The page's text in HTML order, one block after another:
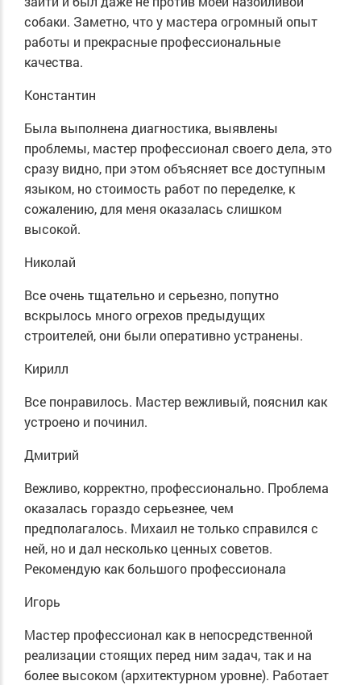
собаки. Заметно, что у мастера огромный опыт
работы и прекрасные профессиональные
качества.
Константин
Была выполнена диагностика, выявлены
проблемы, мастер профессионал своего дела, это
сразу видно, при этом объясняет все доступным
языком, но стоимость работ по переделке, к
сожалению, для меня оказалась слишком
высокой.
Николай
Все очень тщательно и серьезно, попутно
вскрылось много огрехов предыдущих
строителей, они были оперативно устранены.
Кирилл
Все понравилось. Мастер вежливый, пояснил как
устроено и починил.
Дмитрий
Вежливо, корректно, профессионально. Проблема
оказалась гораздо серьезнее, чем
предполагалось. Михаил не только справился с
ней, но и дал несколько ценных советов.
Рекомендую как большого профессионала
Игорь
Мастер профессионал как в непосредственной
реализации стоящих перед ним задач, так и на
более высоком (архитектурном уровне). Работает